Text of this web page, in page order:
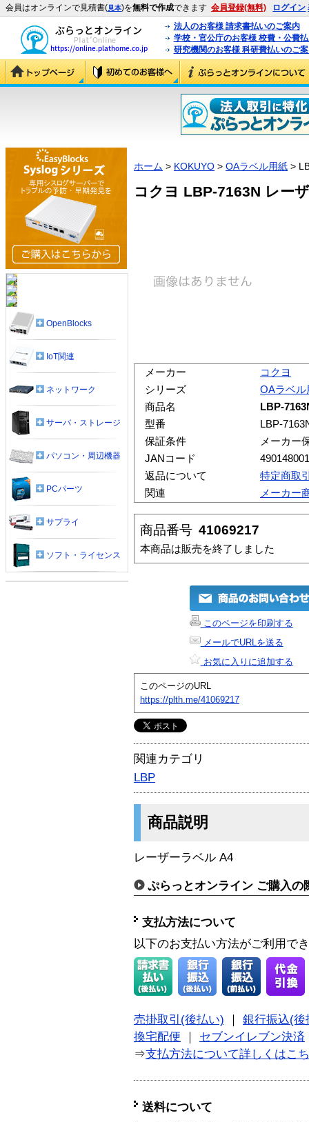
会員はオンラインで見積書(見本)を無料で作成できます 会員登録(無料) ログイン
法人のお客様 請求書払いのご案内
学校・官公庁のお客様 校費・公費
研究機関のお客様 科研費払いのご
ホーム > KOKUYO > OAラベル用紙 >
コクヨ LBP-7163N レー
メーカー
コクヨ
シリーズ
OAラベル
商品名
LBP-
型番
LBP-
保証条件
メーカー
JANコード
返品について
特定商取
関連
メーカー
商品番号 41069217
本商品は販売を終了しました
このページを印刷する
メールでURLを送る
お気に入りに追加する
このページのURL
https://plth.me/41069217
関連カテゴリ
LBP
商品説明
レーザーラベル A4
ぷらっとオンライン ご購入の
支払方法について
以下のお支払い方法がご利用で
売掛取引(後払い)
銀行振込(後
換宅配便
セブンイレブン決済
⇒支払方法について詳しくはこ
送料について
OpenBlocks
IoT関連
ネットワーク
サーバ・ストレージ
パソコン・周辺機器
PCパーツ
サプライ
ソフト・ライセンス